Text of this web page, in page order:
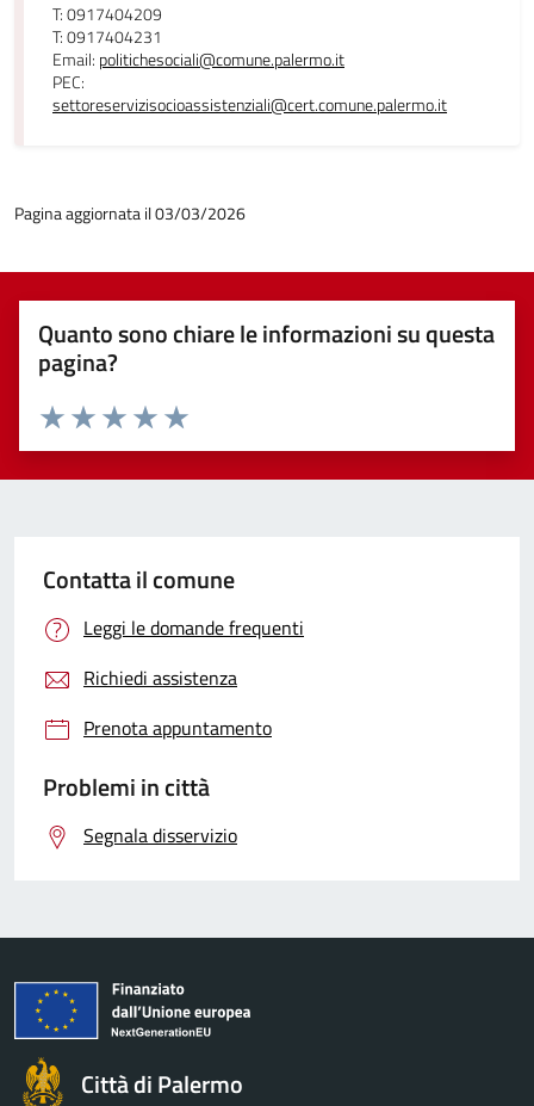
T: 0917404209
T: 0917404231
Email: politichesociali@comune.palermo.it
PEC:
settoreservizisocioassistenziali@cert.comune.palermo.it
Pagina aggiornata il 03/03/2026
Quanto sono chiare le informazioni su questa
pagina?
Valuta 5 stelle su 5
Valuta 4 stelle su 5
Valuta 3 stelle su 5
Valuta 2 stelle su 5
Valuta 1 stelle su 5
Contatta il comune
Leggi le domande frequenti
Richiedi assistenza
Prenota appuntamento
Problemi in città
Segnala disservizio
Città di Palermo